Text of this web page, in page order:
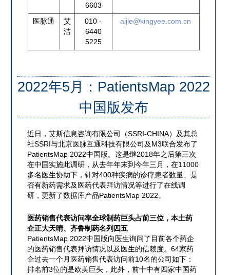
6603
医脉通
艾
洁
010 -
6440
5225
aijie@kingyee.com.cn
2022年5月：PatientsMap 2022
中国版发布
近日，艾斯信息咨询有限公司（SSRI-CHINA）及其总
社SSRI与北京医脉互通科技有限公司及M3联合发布了
PatientsMap 2022中国版。这是继2018年之后第三次
在中国实施此调研，从去年年末到今年三月，在11000
多名医生协助下，针对400种疾病的诊疗患者数量、是
否有新药需求及医药代表拜访情况等进行了在线调
研，更新了数据库产品PatientsMap 2022。
医药销售代表访问率全球制药巨头占前三位，本土药
企正大天晴、齐鲁制药名列四五
PatientsMap 2022中国版向医生询问了目前各个药企
的医药销售代表拜访情况以及医生的信赖度。64家药
企过去一个月医药销售代表访问前10名的公司如下：
排名前3位的是欧美巨头，此外，前十中有四家中国药